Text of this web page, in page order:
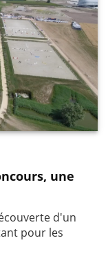
une
d'un
pour les